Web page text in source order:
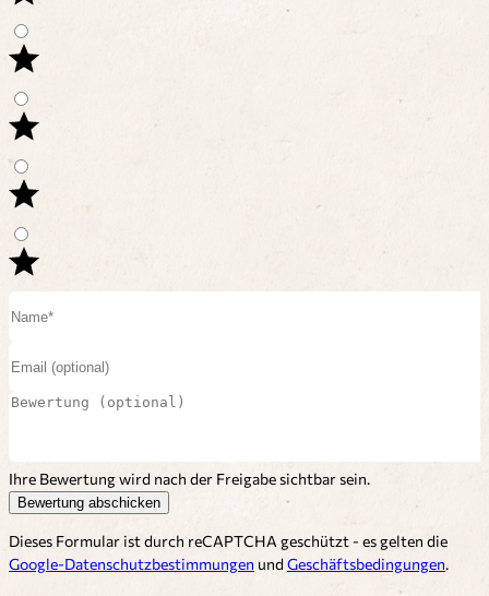
Ihre Bewertung wird nach der Freigabe sichtbar sein.
Bewertung abschicken
Dieses Formular ist durch reCAPTCHA geschützt - es gelten die
Google-Datenschutzbestimmungen und Geschäftsbedingungen.